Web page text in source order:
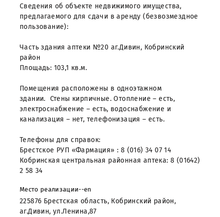
Сведения об объекте недвижимого имущества,
предлагаемого для сдачи в аренду (безвозмездное
пользование):
Часть здания аптеки №20 аг.Дивин, Кобринский
район
Площадь: 103,1 кв.м.
Помещения расположены в одноэтажном
здании. Стены кирпичные. Отопление – есть,
электроснабжение – есть, водоснабжение и
канализация – нет, телефонизация – есть.
Телефоны для справок:
Брестское РУП «Фармация» : 8 (016) 34 07 14
Кобринская центральная районная аптека: 8 (01642)
2 58 34
Место реализации--en
225876 Брестская область, Кобринский район,
аг.Дивин, ул.Ленина,87